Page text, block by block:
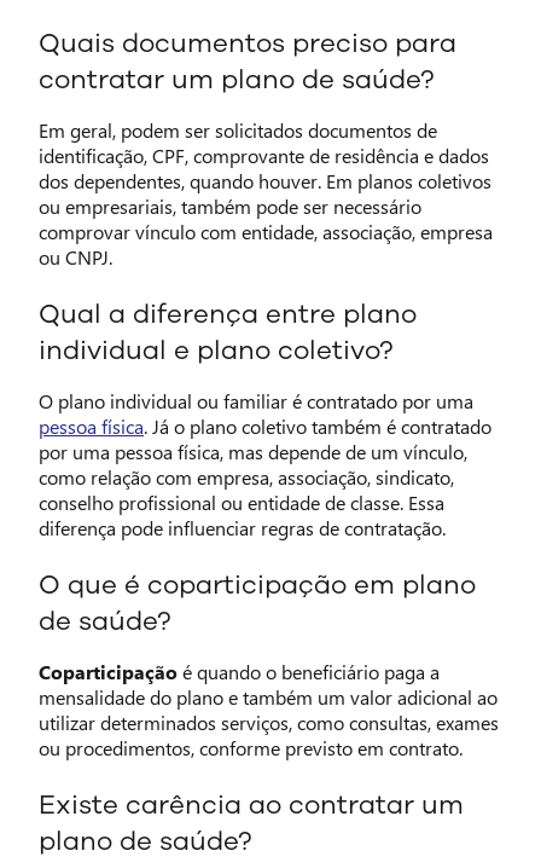
Quais documentos preciso para
contratar um plano de saúde?
Em geral, podem ser solicitados documentos de
identificação, CPF, comprovante de residência e dados
dos dependentes, quando houver. Em planos coletivos
ou empresariais, também pode ser necessário
comprovar vínculo com entidade, associação, empresa
ou CNPJ.
Qual a diferença entre plano
individual e plano coletivo?
O plano individual ou familiar é contratado por uma
pessoa física. Já o plano coletivo também é contratado
por uma pessoa física, mas depende de um vínculo,
como relação com empresa, associação, sindicato,
conselho profissional ou entidade de classe. Essa
diferença pode influenciar regras de contratação.
O que é coparticipação em plano
de saúde?
Coparticipaçãoé quando o beneficiário paga a
mensalidade do plano e também um valor adicional ao
utilizar determinados serviços, como consultas, exames
ou procedimentos, conforme previsto em contrato.
Existe carência ao contratar um
plano de saúde?